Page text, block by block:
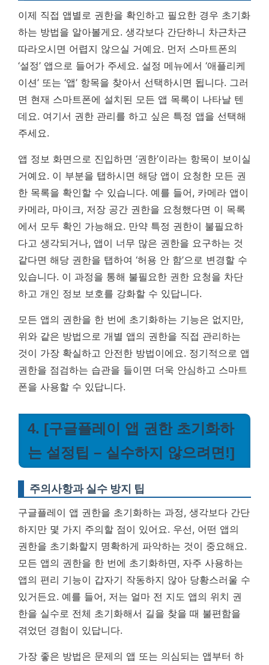
이제 직접 앱별로 권한을 확인하고 필요한 경우 초기화
하는 방법을 알아볼게요. 생각보다 간단하니 차근차근
따라오시면 어렵지 않으실 거예요. 먼저 스마트폰의
‘설정’ 앱으로 들어가 주세요. 설정 메뉴에서 ‘애플리케
이션’ 또는 ‘앱’ 항목을 찾아서 선택하시면 됩니다. 그러
면 현재 스마트폰에 설치된 모든 앱 목록이 나타날 텐
데요. 여기서 권한 관리를 하고 싶은 특정 앱을 선택해
주세요.
앱 정보 화면으로 진입하면 ‘권한’이라는 항목이 보이실
거예요. 이 부분을 탭하시면 해당 앱이 요청한 모든 권
한 목록을 확인할 수 있습니다. 예를 들어, 카메라 앱이
카메라, 마이크, 저장 공간 권한을 요청했다면 이 목록
에서 모두 확인 가능해요. 만약 특정 권한이 불필요하
다고 생각되거나, 앱이 너무 많은 권한을 요구하는 것
같다면 해당 권한을 탭하여 ‘허용 안 함’으로 변경할 수
있습니다. 이 과정을 통해 불필요한 권한 요청을 차단
하고 개인 정보 보호를 강화할 수 있답니다.
모든 앱의 권한을 한 번에 초기화하는 기능은 없지만,
위와 같은 방법으로 개별 앱의 권한을 직접 관리하는
것이 가장 확실하고 안전한 방법이에요. 정기적으로 앱
권한을 점검하는 습관을 들이면 더욱 안심하고 스마트
폰을 사용할 수 있답니다.
4. [구글플레이 앱 권한 초기화하
는 설정팁 – 실수하지 않으려면!]
주의사항과 실수 방지 팁
구글플레이 앱 권한을 초기화하는 과정, 생각보다 간단
하지만 몇 가지 주의할 점이 있어요. 우선, 어떤 앱의
권한을 초기화할지 명확하게 파악하는 것이 중요해요.
모든 앱의 권한을 한 번에 초기화하면, 자주 사용하는
앱의 편리 기능이 갑자기 작동하지 않아 당황스러울 수
있거든요. 예를 들어, 저는 얼마 전 지도 앱의 위치 권
한을 실수로 전체 초기화해서 길을 찾을 때 불편함을
겪었던 경험이 있답니다.
가장 좋은 방법은 문제의 앱 또는 의심되는 앱부터 하